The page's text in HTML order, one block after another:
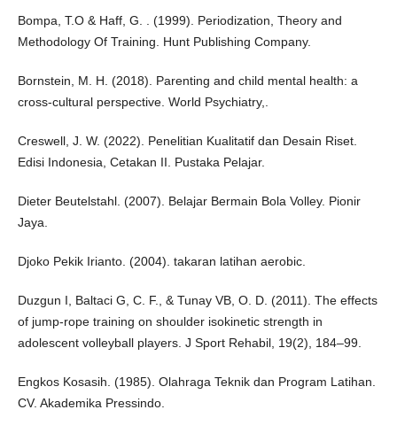
Bompa, T.O & Haff, G. . (1999). Periodization, Theory and
Methodology Of Training. Hunt Publishing Company.
Bornstein, M. H. (2018). Parenting and child mental health: a
cross-cultural perspective. World Psychiatry,.
Creswell, J. W. (2022). Penelitian Kualitatif dan Desain Riset.
Edisi Indonesia, Cetakan II. Pustaka Pelajar.
Dieter Beutelstahl. (2007). Belajar Bermain Bola Volley. Pionir
Jaya.
Djoko Pekik Irianto. (2004). takaran latihan aerobic.
Duzgun I, Baltaci G, C. F., & Tunay VB, O. D. (2011). The effects
of jump-rope training on shoulder isokinetic strength in
adolescent volleyball players. J Sport Rehabil, 19(2), 184–99.
Engkos Kosasih. (1985). Olahraga Teknik dan Program Latihan.
CV. Akademika Pressindo.